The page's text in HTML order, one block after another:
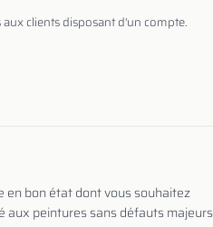
aux clients disposant d'un compte.
en bon état dont vous souhaitez
aux peintures sans défauts majeurs